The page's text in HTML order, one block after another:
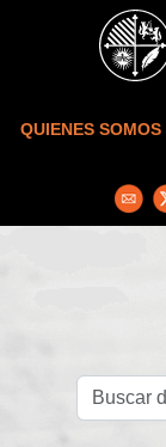
Skip to main content
QUIENES SOMOS